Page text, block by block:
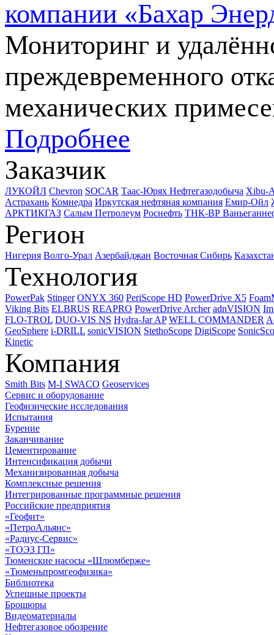
компании «Бахар
Мониторинг и
преждевременного
механических
Подробнее
Заказчик
ЛУКОЙЛ Chevron SOCAR Таас-Юрях Нефтегазодобыча Xibu-
Астрахань Комнедра Иркутская нефтяная компания Емир-Ойл
АРКТИКГАЗ Салым Петролеум Роснефть ТНК-ВР
Регион
Нигерия Волго-Урал Азербайджан Восточная Сибирь
Технология
PowerPak Stinger ONYX 360 PeriScope HD PowerDrive X5
Viking Bits ELBRUS REAPRO PowerDrive Archer adnVISION
FLO-TROL DUO-VIS NS Hydra-Jar AP WELL COMMANDER
GeoSphere i-DRILL sonicVISION StethoScope DigiScope
Kinetic
Компания
Smith Bits M-I SWACO Geoservices
Сервис и оборудование
Геофизические исследования
Испытания
Бурение
Заканчивание
Цементирование
Интенсификация добычи
Механизированная добыча
Комплексные решения
Интегрированные программные решения
Российские предприятия
«Геофит»
«ПетроАльянс»
«Радиус-Сервис»
«ТОЭЗ ГП»
Тюменские насосы «Шлюмберже»
«Тюменьпромгеофизика»
Библиотека
Успешные проекты
Брошюры
Видеоматериалы
Нефтегазовое обозрение